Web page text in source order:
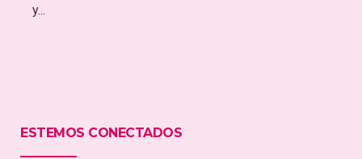
y...
ESTEMOS CONECTADOS